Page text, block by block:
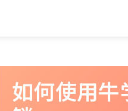
如何使用牛